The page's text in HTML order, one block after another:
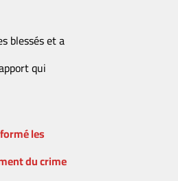
blessés et a
qui
les
du crime